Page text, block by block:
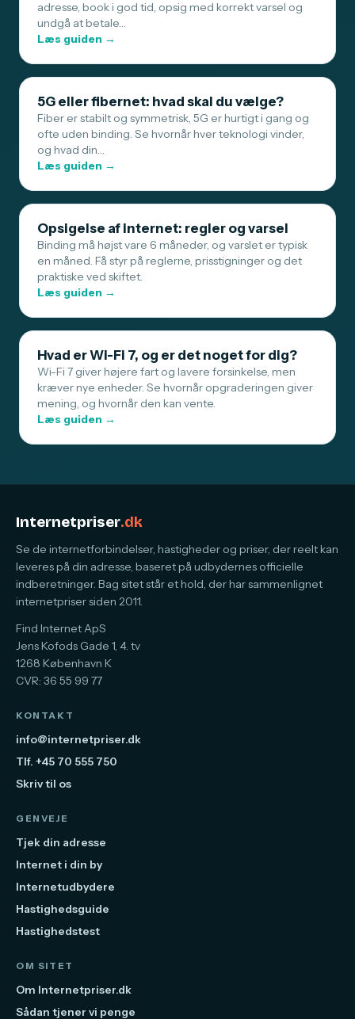
adresse, book i god tid, opsig med korrekt varsel og
undgå at betale…
Læs guiden →
5G eller fibernet: hvad skal du vælge?
Fiber er stabilt og symmetrisk, 5G er hurtigt i gang og
ofte uden binding. Se hvornår hver teknologi vinder,
og hvad din…
Læs guiden →
Opsigelse af internet: regler og varsel
Binding må højst vare 6 måneder, og varslet er typisk
en måned. Få styr på reglerne, prisstigninger og det
praktiske ved skiftet.
Læs guiden →
Hvad er Wi-Fi 7, og er det noget for dig?
Wi-Fi 7 giver højere fart og lavere forsinkelse, men
kræver nye enheder. Se hvornår opgraderingen giver
mening, og hvornår den kan vente.
Læs guiden →
Internetpriser.dk
Se de internetforbindelser, hastigheder og priser, der reelt kan
leveres på din adresse, baseret på udbydernes officielle
indberetninger. Bag sitet står et hold, der har sammenlignet
internetpriser siden 2011.
Find Internet ApS
Jens Kofods Gade 1, 4. tv
1268 København K
CVR: 36 55 99 77
KONTAKT
info@internetpriser.dk
Tlf. +45 70 555 750
Skriv til os
GENVEJE
Tjek din adresse
Internet i din by
Internetudbydere
Hastighedsguide
Hastighedstest
OM SITET
Om Internetpriser.dk
Sådan tjener vi penge